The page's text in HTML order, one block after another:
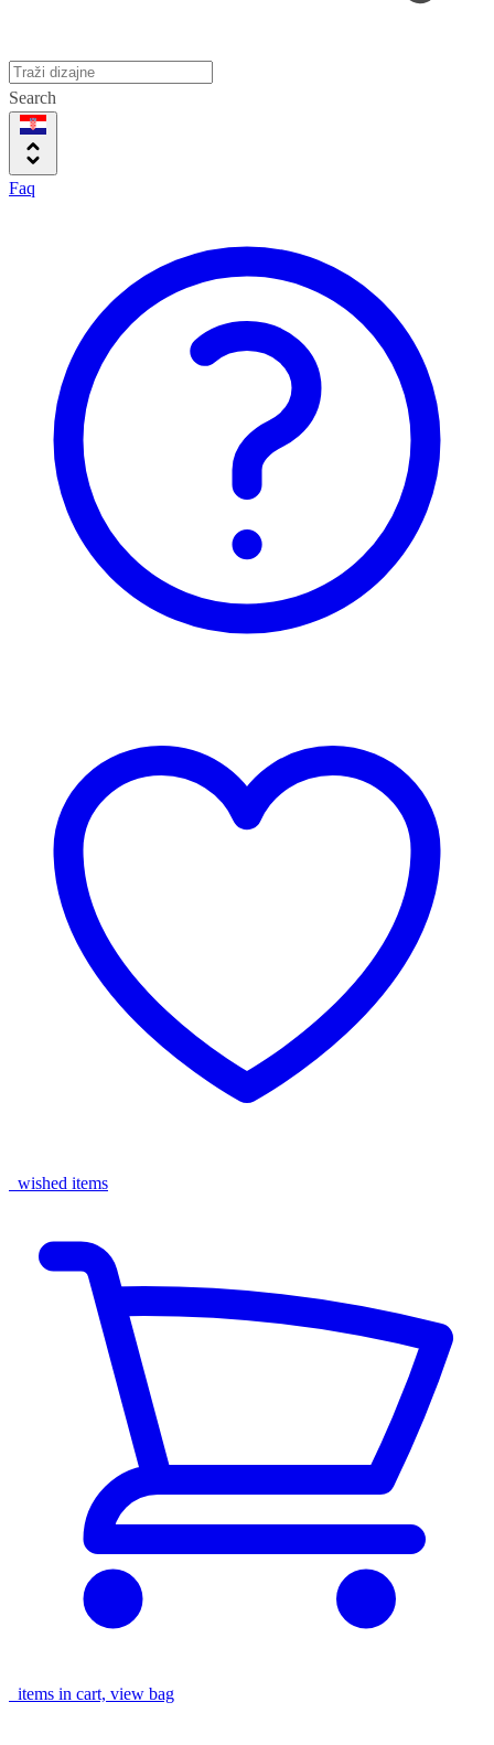
Search
Faq
wished items
items in cart, view bag